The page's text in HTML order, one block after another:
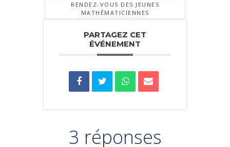
RENDEZ-VOUS DES JEUNES
MATHÉMATICIENNES
PARTAGEZ CET
ÉVÉNEMENT
3 réponses